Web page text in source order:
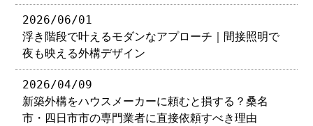
2026/06/01
浮き階段で叶えるモダンなアプローチ｜間接照明で
夜も映える外構デザイン
2026/04/09
新築外構をハウスメーカーに頼むと損する？桑名
市・四日市市の専門業者に直接依頼すべき理由